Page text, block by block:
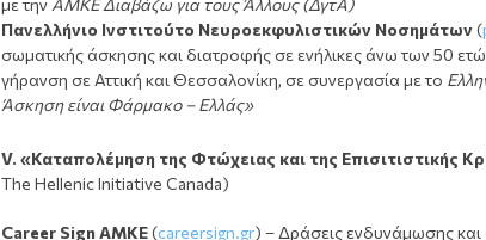
με την ΑΜΚΕ Διαβάζω για τους Άλλους (ΔγτΑ)
Πανελλήνιο Ινστιτούτο Νευροεκφυλιστικών Νοσημάτων(
σωματικής άσκησης και διατροφής σε ενήλικες άνω των 50
γήρανση σε Αττική και Θεσσαλονίκη, σε συνεργασία με το
Άσκηση είναι Φάρμακο – Ελλάς»
V. «Καταπολέμηση της Φτώχειας και της Επισιτιστικής
The Hellenic Initiative Canada)
Career SignΑΜΚΕ(careersign.gr) – Δράσεις ενδυνάμωσης